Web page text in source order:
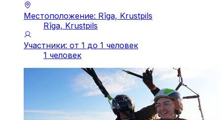
Местоположение: Rīga, Krustpils
Rīga, Krustpils
Участники: от 1 до 1 человек
1 человек